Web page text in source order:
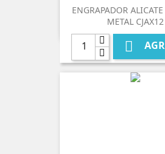
ENGRAPADOR
METAL CJAX12
